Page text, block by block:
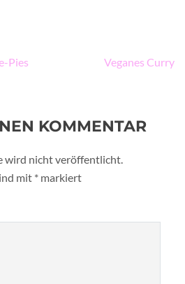
Pies Veganes Curry
KOMMENTAR
wird nicht veröffentlicht.
mit * markiert